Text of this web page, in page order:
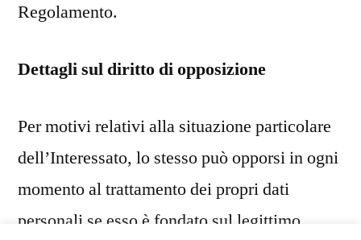
Regolamento.
Dettagli sul diritto di opposizione
Per motivi relativi alla situazione particolare
dell’Interessato, lo stesso può opporsi in ogni
momento al trattamento dei propri dati
personali se esso è fondato sul legittimo